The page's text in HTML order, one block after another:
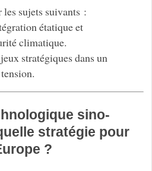
les sujets suivants :
étatique et
climatique.
stratégiques dans un
sino-
stratégie pour
?